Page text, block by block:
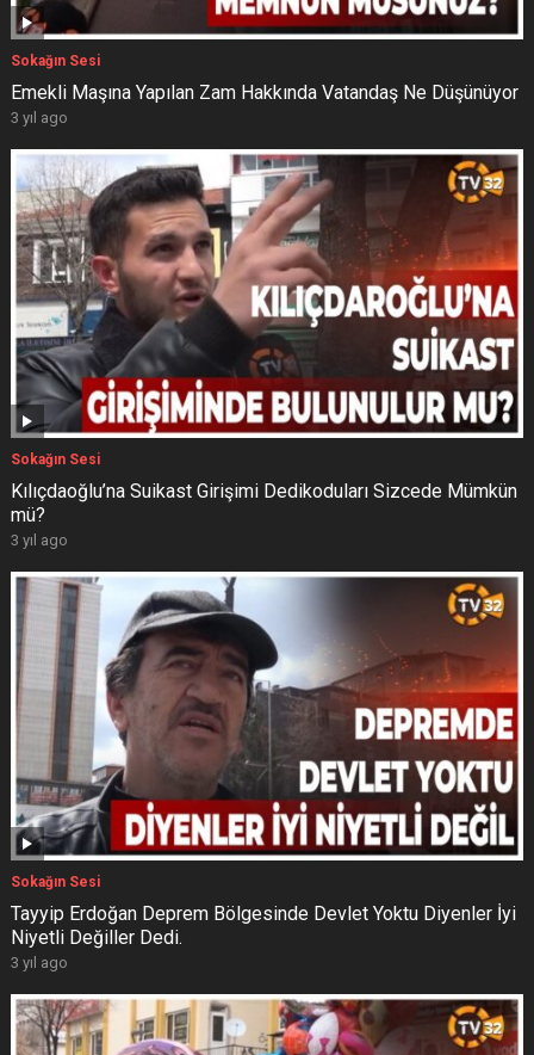
Sokağın Sesi
Emekli Maşına Yapılan Zam Hakkında Vatandaş Ne Düşünüyor
3 yıl ago
Sokağın Sesi
Kılıçdaoğlu’na Suikast Girişimi Dedikoduları Sizcede Mümkün
mü?
3 yıl ago
Sokağın Sesi
Tayyip Erdoğan Deprem Bölgesinde Devlet Yoktu Diyenler İyi
Niyetli Değiller Dedi.
3 yıl ago